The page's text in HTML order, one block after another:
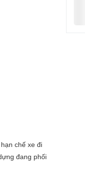
chế xe đi
đang phối